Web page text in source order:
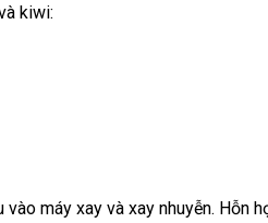
kiwi:
máy xay và xay nhuyễn. Hỗn